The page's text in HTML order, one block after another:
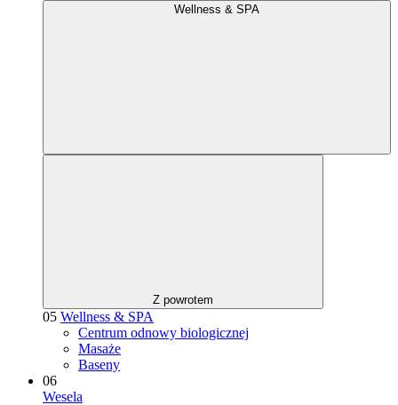
Wellness & SPA
Z powrotem
05 Wellness & SPA
Centrum odnowy biologicznej
Masaże
Baseny
06
Wesela